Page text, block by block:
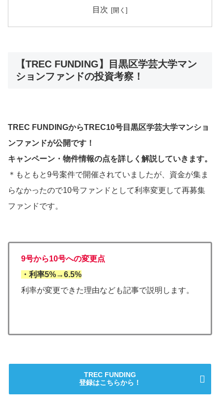
目次
【TREC FUNDING】目黒区学芸大学マン
ションファンドの投資考察！
TREC FUNDINGからTREC10号目黒区学芸大学マンショ
ンファンドが公開です！
キャンペーン・物件情報の点を詳しく解説していきます。
＊もともと9号案件で開催されていましたが、資金が集ま
らなかったので10号ファンドとして利率変更して再募集
ファンドです。
9号から10号への変更点
・利率5%→6.5%
利率が変更できた理由なども記事で説明します。
TREC FUNDING
登録はこちらから！